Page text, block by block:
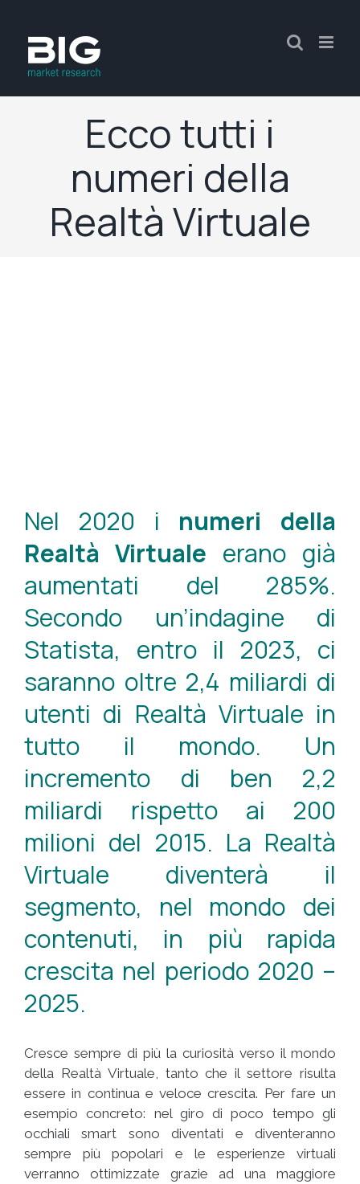
Ecco tutti i
numeri della
Realtà Virtuale
Nel 2020 i numeri della
Realtà Virtuale erano già
aumentati del 285%.
Secondo un’indagine di
Statista, entro il 2023, ci
saranno oltre 2,4 miliardi di
utenti di Realtà Virtuale in
tutto il mondo. Un
incremento di ben 2,2
miliardi rispetto ai 200
milioni del 2015. La Realtà
Virtuale diventerà il
segmento, nel mondo dei
contenuti, in più rapida
crescita nel periodo 2020 –
2025.
Cresce sempre di più la curiosità verso il mondo
della Realtà Virtuale, tanto che il settore risulta
essere in continua e veloce crescita. Per fare un
esempio concreto: nel giro di poco tempo gli
occhiali smart sono diventati e diventeranno
sempre più popolari e le esperienze virtuali
verranno ottimizzate grazie ad una maggiore